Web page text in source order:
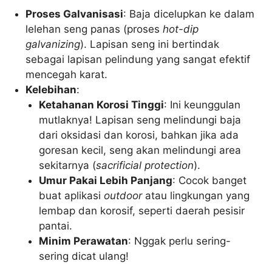
Proses Galvanisasi: Baja dicelupkan ke dalam
lelehan seng panas (proseshot-dip
galvanizing). Lapisan seng ini bertindak
sebagai lapisan pelindung yang sangat efektif
mencegah karat.
Kelebihan:
Ketahanan Korosi Tinggi: Ini keunggulan
mutlaknya! Lapisan seng melindungi baja
dari oksidasi dan korosi, bahkan jika ada
goresan kecil, seng akan melindungi area
sekitarnya (sacrificial protection).
Umur Pakai Lebih Panjang: Cocok banget
buat aplikasioutdooratau lingkungan yang
lembap dan korosif, seperti daerah pesisir
pantai.
Minim Perawatan: Nggak perlu sering-
sering dicat ulang!